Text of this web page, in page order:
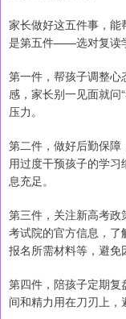
家长做好这五件事，
是第五件——选对复读
第一件，帮孩子调整
感，家长别一见面就问
压力。
第二件，做好后勤保
用过度干预孩子的学
息充足。
第三件，关注新高考
考试院的官方信息，
报名所需材料等，避免
第四件，陪孩子定期
间和精力用在刀刃上，